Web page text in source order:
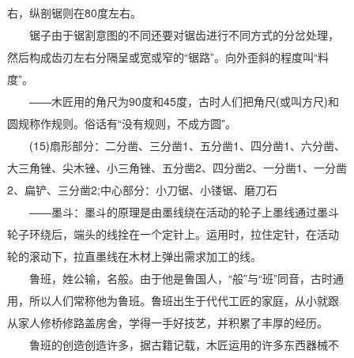
右，纵剖锯则在80度左右。
锯子由于锯割意图的不同还要对锯齿进行不同方式的分岔处理，
然后构成齿刃左右分隔呈或宽或窄的“锯路”。向外歪斜的程度叫“料
度”。
——木匠用的角尺为90度和45度，古时人们把角尺(或叫方尺)和
圆规称作规则。俗话有“没有规则，不成方圆”。
(15)扇形部分：二分凿、三分凿1、五分凿1、四分凿1、六分凿、
大三角锉、尖木锉、小三角锉、五分凿2、四分凿2、一分凿1、一分凿
2、扁铲、三分凿2;中心部分：小刀锯、小镂锯、磨刀石
——墨斗：墨斗的原理是由墨线绕在活动的轮子上墨线通过墨斗
轮子环绕后，端头的线拴在一个定针上。运用时，拉住定针，在活动
轮的滚动下，拉直墨线在木材上弹出需求加工的线。
鲁班，姓公输，名般。由于他是鲁国人，“般”与“班”同音，古时通
用，所以人们常称他为鲁班。鲁班出生于代代工匠的家庭，从小就跟
从家人修桥修路盖房舍，学得一手好技艺，并积累了丰厚的经历。
鲁班的创造创造许多，据古籍记载，木匠运用的许多东西器械不